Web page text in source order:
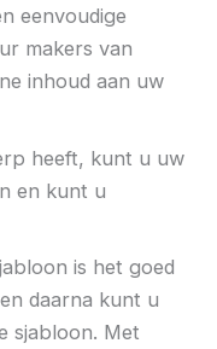
eenvoudige
makers van
inhoud aan uw
heeft, kunt u uw
en kunt u
is het goed
daarna kunt u
sjabloon. Met